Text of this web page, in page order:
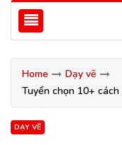
Home
Dạy vẽ
Tuyển chọn 10+
DẠY VẼ